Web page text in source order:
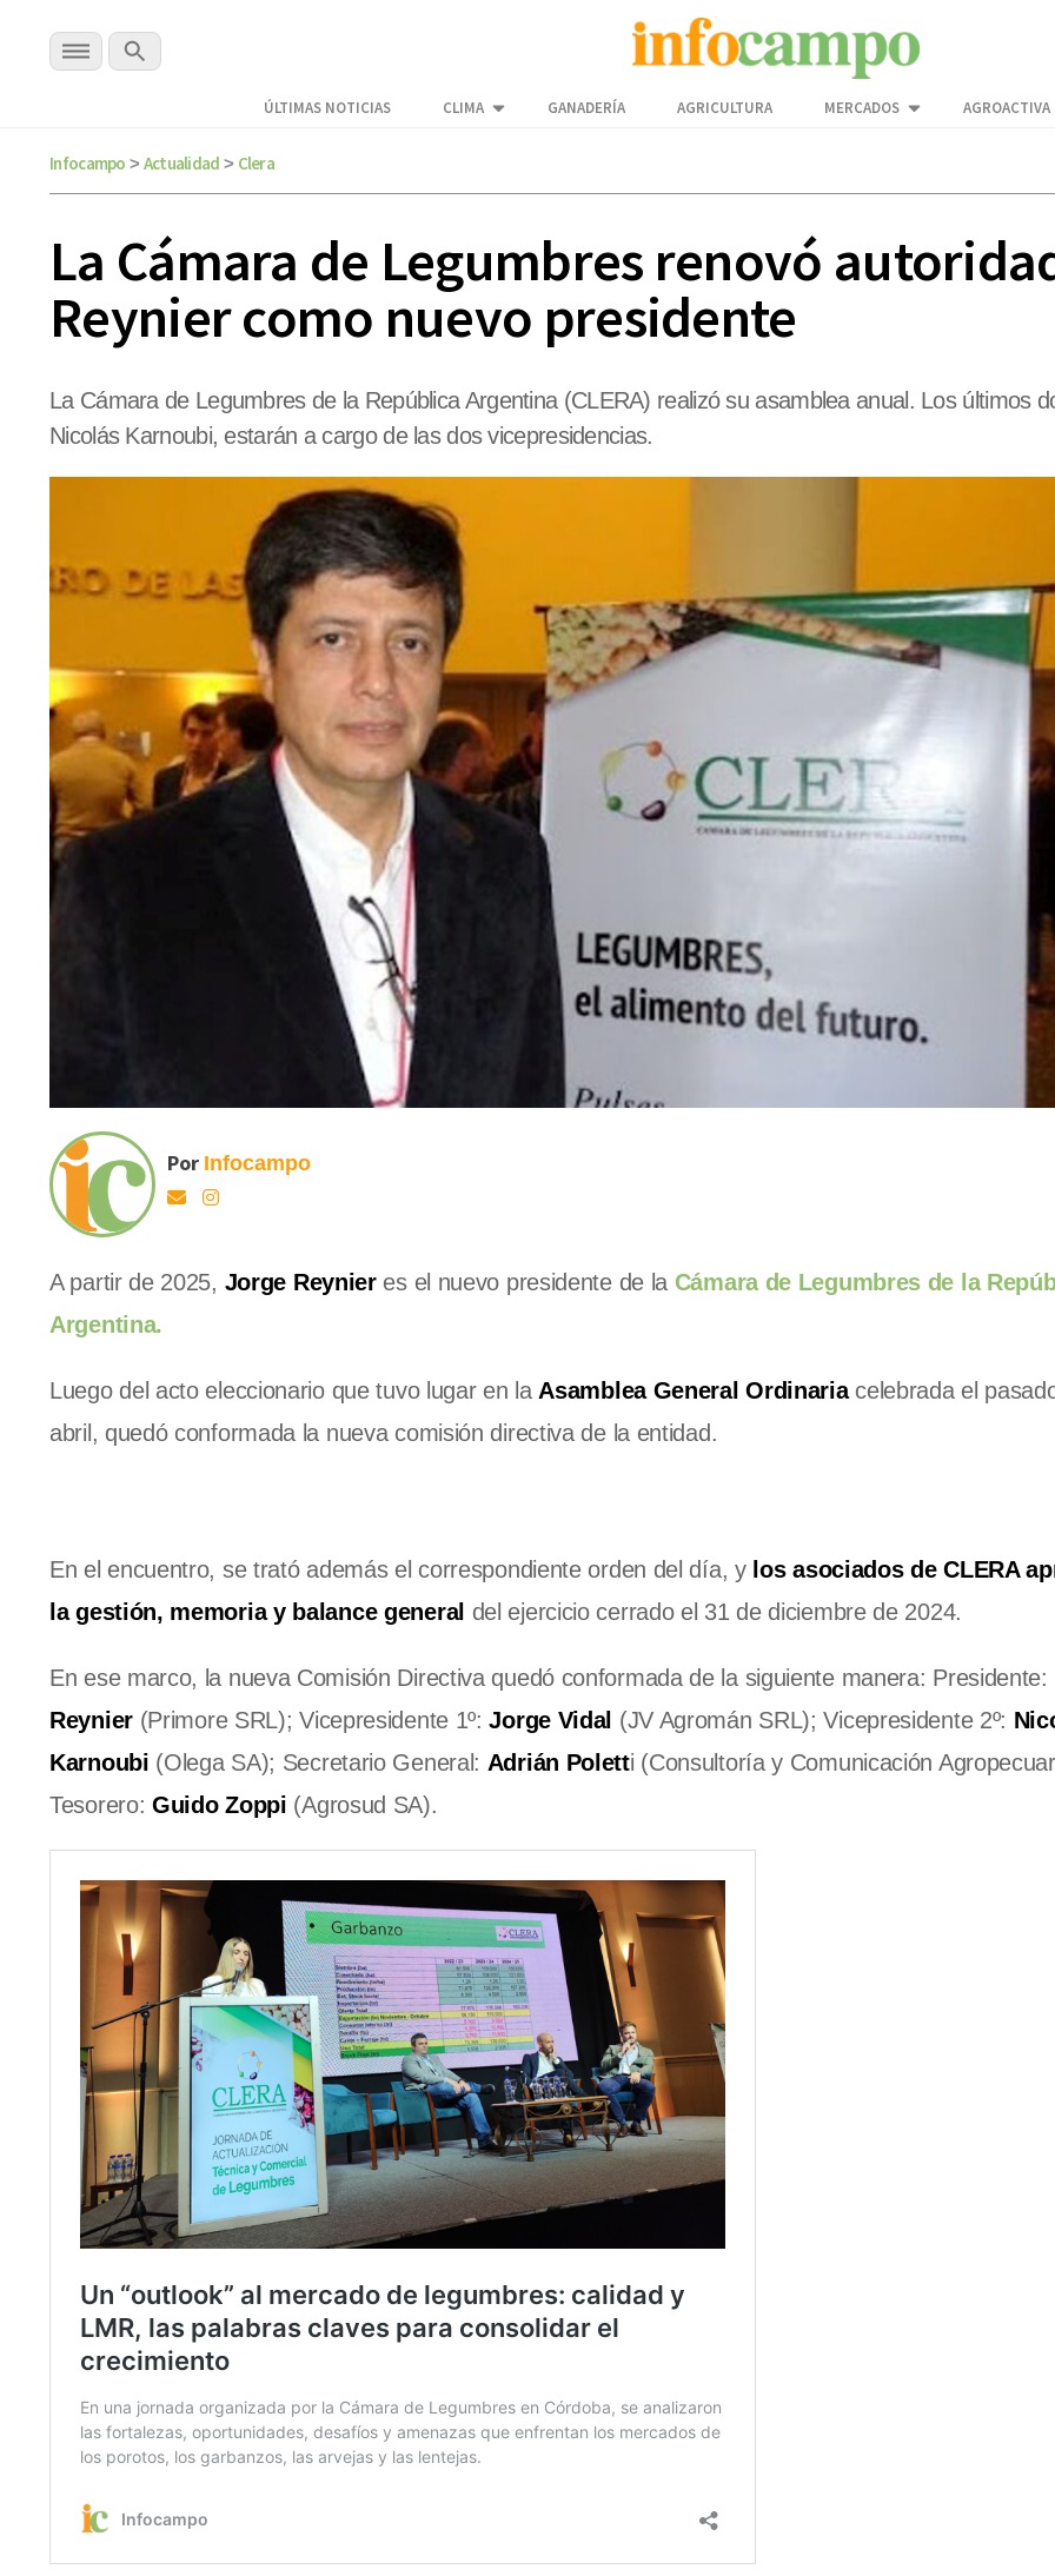
ÚLTIMAS NOTICIAS CLIMA GANADERÍA AGRICULTURA MERCADOS AGROACTIVA
Infocampo > Actualidad > Clera
La Cámara de Legumbres renovó
Reynier como nuevo presidente
La Cámara de Legumbres de la República Argentina (CLERA) realizó su asamblea anual. Los últimos
Nicolás Karnoubi, estarán a cargo de las dos vicepresidencias.
Por Infocampo
A partir de 2025, Jorge Reynieres el nuevo presidente de la Cámara de Legumbres de la
Argentina.
Luego del acto eleccionario que tuvo lugar en la Asamblea General Ordinariacelebrada el
abril, quedó conformada la nueva comisión directiva de la entidad.
En el encuentro, se trató además el correspondiente orden del día, y los asociados de CLERA
la gestión, memoria y balance general del ejercicio cerrado el 31 de diciembre de 2024.
En ese marco, la nueva Comisión Directiva quedó conformada de la siguiente manera: Presidente:
Reynier(Primore SRL); Vicepresidente 1º:Jorge Vidal (JV Agromán SRL); Vicepresidente 2º:
Karnoubi (Olega SA); Secretario General: Adrián Poletti (Consultoría y Comunicación
Tesorero: Guido Zoppi (Agrosud SA).